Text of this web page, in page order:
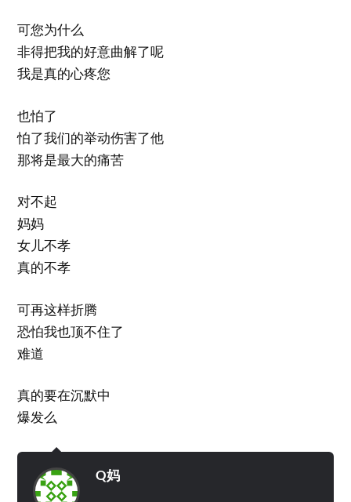
可您为什么
非得把我的好意曲解了呢
我是真的心疼您
也怕了
怕了我们的举动伤害了他
那将是最大的痛苦
对不起
妈妈
女儿不孝
真的不孝
可再这样折腾
恐怕我也顶不住了
难道
真的要在沉默中
爆发么
Q妈